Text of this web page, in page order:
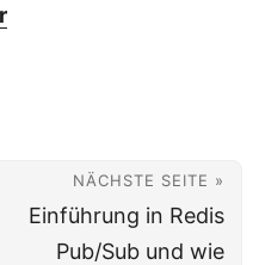
NÄCHSTE SEITE »
Einführung in Redis
Pub/Sub und wie